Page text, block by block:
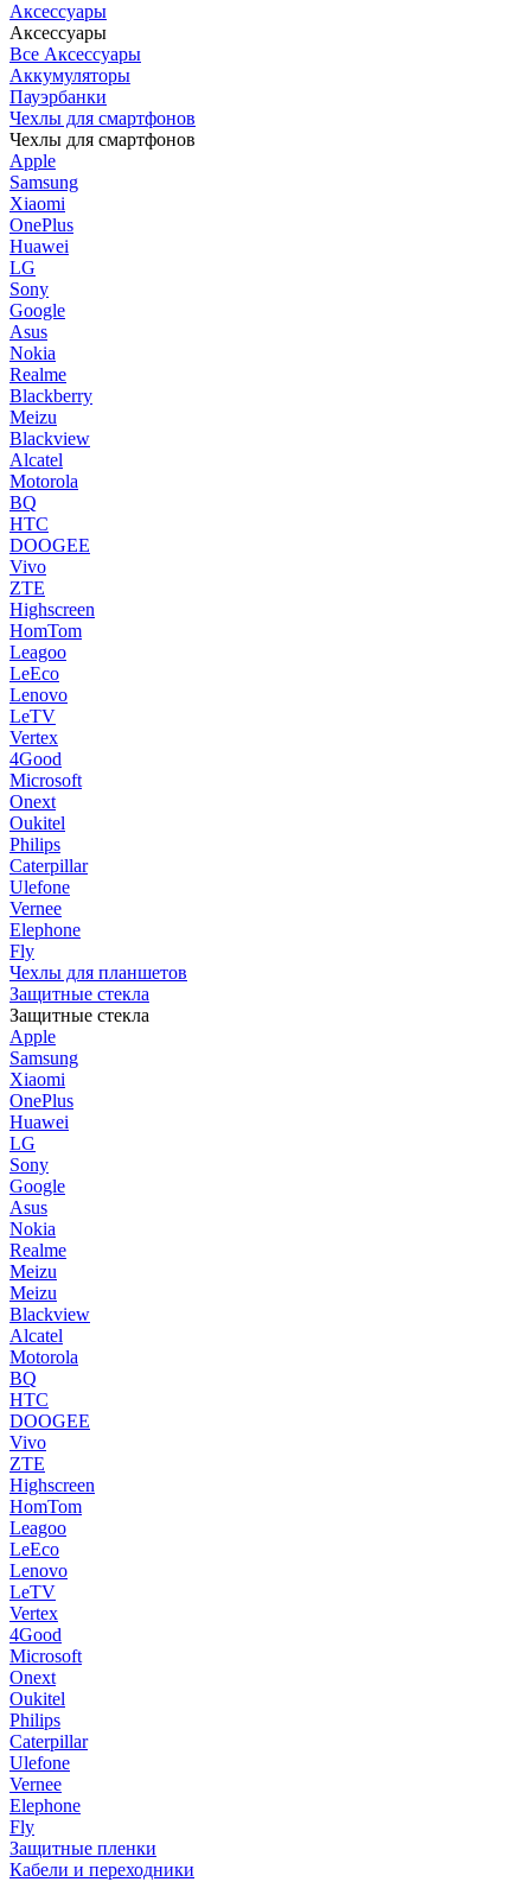
Аксессуары
Аксессуары
Все Аксессуары
Аккумуляторы
Пауэрбанки
Чехлы для смартфонов
Чехлы для смартфонов
Apple
Samsung
Xiaomi
OnePlus
Huawei
LG
Sony
Google
Asus
Nokia
Realme
Blackberry
Meizu
Blackview
Alcatel
Motorola
BQ
HTC
DOOGEE
Vivo
ZTE
Highscreen
HomTom
Leagoo
LeEco
Lenovo
LeTV
Vertex
4Good
Microsoft
Onext
Oukitel
Philips
Caterpillar
Ulefone
Vernee
Elephone
Fly
Чехлы для планшетов
Защитные стекла
Защитные стекла
Apple
Samsung
Xiaomi
OnePlus
Huawei
LG
Sony
Google
Asus
Nokia
Realme
Meizu
Meizu
Blackview
Alcatel
Motorola
BQ
HTC
DOOGEE
Vivo
ZTE
Highscreen
HomTom
Leagoo
LeEco
Lenovo
LeTV
Vertex
4Good
Microsoft
Onext
Oukitel
Philips
Caterpillar
Ulefone
Vernee
Elephone
Fly
Защитные пленки
Кабели и переходники